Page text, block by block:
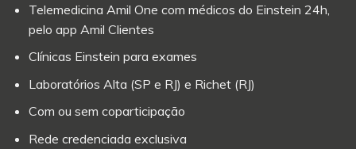
Telemedicina Amil One com médicos do Einstein 24h,
pelo app Amil Clientes
Clínicas Einstein para exames
Laboratórios Alta (SP e RJ) e Richet (RJ)
Com ou sem coparticipação
Rede credenciada exclusiva